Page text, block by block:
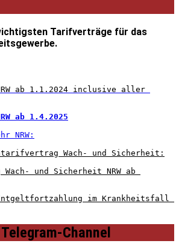
Tarifverträge für das
ab 1.1.2024 inclusive aller
ab 1.4.2025
NRW:
Wach- und Sicherheit:
und Sicherheit NRW ab
im Krankheitsfall
Channel